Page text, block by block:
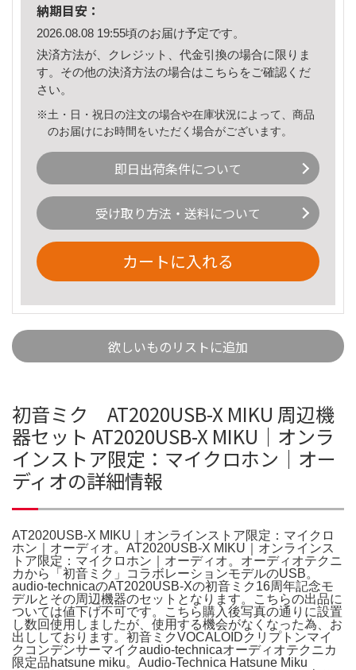
納期目安：
2026.08.08 19:55頃のお届け予定です。
決済方法が、クレジット、代金引換の場合に限りま
す。その他の決済方法の場合はこちら をご確認くだ
さい。
※土・日・祝日の注文の場合や在庫状況によって、商品
のお届けにお時間をいただく場合がございます。
即日出荷条件について
受け取り方法・送料について
カートに入れる
欲しいものリストに追加
初音ミク AT2020USB-X MIKU 周辺機
器セット AT2020USB-X MIKU｜オンラ
インストア限定：マイクロホン｜オー
ディオの詳細情報
AT2020USB-X MIKU｜オンラインストア限定：マイクロ
ホン｜オーディオ。AT2020USB-X MIKU｜オンラインス
トア限定：マイクロホン｜オーディオ。オーディオテクニ
カから「初音ミク」コラボレーションモデルのUSB。
audio-technicaのAT2020USB-Xの初音ミク16周年記念モ
デルとその周辺機器のセットとなります。こちらの出品に
ついては値下げ不可です。こちら購入後写真の通りに設置
し数回使用しましたが、使用する機会がなくなった為、お
出ししております。初音ミクVOCALOIDクリプトンマイ
クコンデンサーマイクaudio-technicaオーディオテクニカ
限定品hatsune miku。Audio-Technica Hatsune Miku